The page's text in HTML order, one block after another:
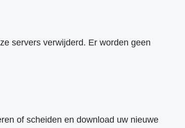
servers verwijderd. Er worden geen
of scheiden en download uw nieuwe